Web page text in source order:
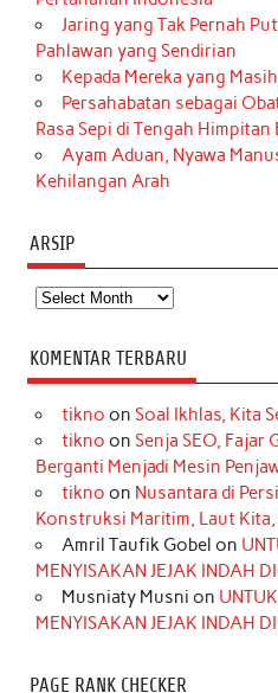
Jaring yang Tak Pernah
Pahlawan yang Sendirian
Kepada Mereka yang
Persahabatan sebagai
Rasa Sepi di Tengah Himpitan
Ayam Aduan, Nyawa
Kehilangan Arah
ARSIP
Arsip
KOMENTAR TERBARU
tikno on Soal Ikhlas, Kita
tikno on Senja SEO, Fajar
Berganti Menjadi Mesin
tikno on Nusantara di
Konstruksi Maritim, Laut Kita,
Amril Taufik Gobel on
MENYISAKAN JEJAK INDAH
Musniaty Musni on
MENYISAKAN JEJAK INDAH
PAGE RANK CHECKER